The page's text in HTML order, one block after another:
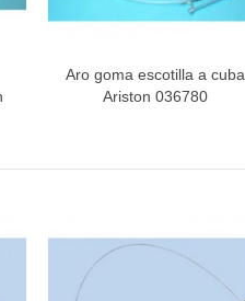
Vista rápida
Aro goma escotilla a cuba
Ariston 036780